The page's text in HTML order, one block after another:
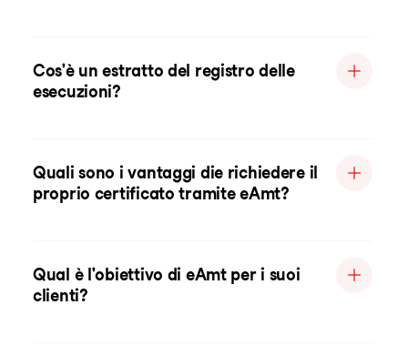
Cos'è un estratto del registro delle
esecuzioni?
Quali sono i vantaggi die richiedere il
proprio certificato tramite eAmt?
Qual è l'obiettivo di eAmt per i suoi
clienti?